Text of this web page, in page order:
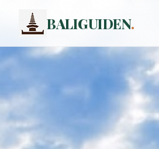
BALIGUIDEN.